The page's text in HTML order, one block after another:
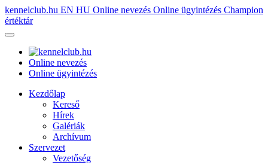
kennelclub.hu EN HU Online nevezés Online ügyintézés Champion
értéktár
Online nevezés
Online ügyintézés
Kezdőlap
Kereső
Hírek
Galériák
Archívum
Szervezet
Vezetőség